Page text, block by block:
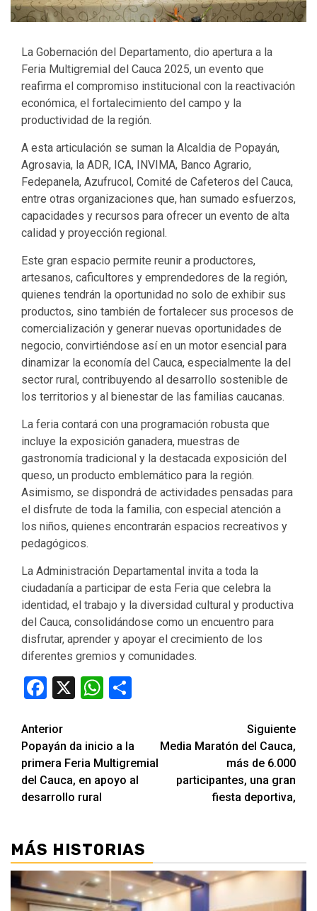
La Gobernación del Departamento, dio apertura a la
Feria Multigremial del Cauca 2025, un evento que
reafirma el compromiso institucional con la reactivación
económica, el fortalecimiento del campo y la
productividad de la región.
A esta articulación se suman la Alcaldia de Popayán,
Agrosavia, la ADR, ICA, INVIMA, Banco Agrario,
Fedepanela, Azufrucol, Comité de Cafeteros del Cauca,
entre otras organizaciones que, han sumado esfuerzos,
capacidades y recursos para ofrecer un evento de alta
calidad y proyección regional.
Este gran espacio permite reunir a productores,
artesanos, caficultores y emprendedores de la región,
quienes tendrán la oportunidad no solo de exhibir sus
productos, sino también de fortalecer sus procesos de
comercialización y generar nuevas oportunidades de
negocio, convirtiéndose así en un motor esencial para
dinamizar la economía del Cauca, especialmente la del
sector rural, contribuyendo al desarrollo sostenible de
los territorios y al bienestar de las familias caucanas.
La feria contará con una programación robusta que
incluye la exposición ganadera, muestras de
gastronomía tradicional y la destacada exposición del
queso, un producto emblemático para la región.
Asimismo, se dispondrá de actividades pensadas para
el disfrute de toda la familia, con especial atención a
los niños, quienes encontrarán espacios recreativos y
pedagógicos.
La Administración Departamental invita a toda la
ciudadanía a participar de esta Feria que celebra la
identidad, el trabajo y la diversidad cultural y productiva
del Cauca, consolidándose como un encuentro para
disfrutar, aprender y apoyar el crecimiento de los
diferentes gremios y comunidades.
Facebook
X WhatsApp
Seguir
leyendo
Anterior
Popayán da inicio a la
primera Feria Multigremial
del Cauca, en apoyo al
desarrollo rural
Siguiente
Media Maratón del Cauca,
más de 6.000
participantes, una gran
fiesta deportiva,
MÁS HISTORIAS